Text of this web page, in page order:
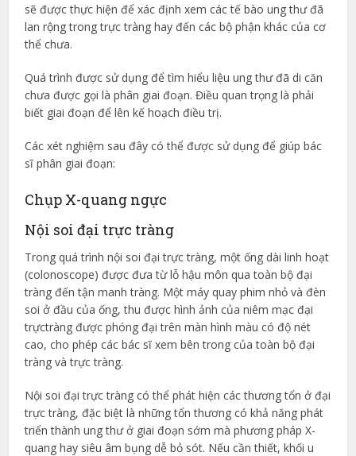
sẽ được thực hiện để xác định xem các tế bào ung thư đã
lan rộng trong trực tràng hay đến các bộ phận khác của cơ
thể chưa.
Quá trình được sử dụng để tìm hiểu liệu ung thư đã di căn
chưa được gọi là phân giai đoạn. Điều quan trọng là phải
biết giai đoạn để lên kế hoạch điều trị.
Các xét nghiệm sau đây có thể được sử dụng để giúp bác
sĩ phân giai đoạn:
Chụp X-quang ngực
Nội soi đại trực tràng
Trong quá trình nội soi đại trực tràng, một ống dài linh hoạt
(colonoscope) được đưa từ lỗ hậu môn qua toàn bộ đại
tràng đến tận manh tràng. Một máy quay phim nhỏ và đèn
soi ở đầu của ống, thu được hình ảnh của niêm mạc đại
trựctràng được phóng đại trên màn hình màu có độ nét
cao, cho phép các bác sĩ xem bên trong của toàn bộ đại
tràng và trực tràng.
Nội soi đại trực tràng có thể phát hiện các thương tổn ở đại
trực tràng, đặc biệt là những tổn thương có khả năng phát
triển thành ung thư ở giai đoạn sớm mà phương pháp X-
quang hay siêu âm bụng dễ bỏ sót. Nếu cần thiết, khối u